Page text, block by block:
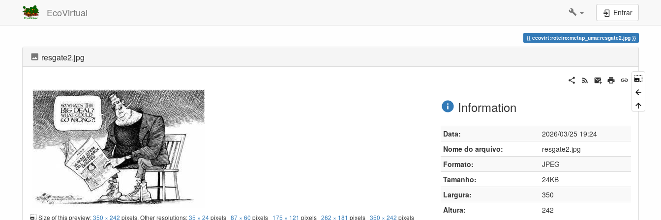
EcoVirtual Entrar
ecovirt:roteiro:metap_uma:resgate2.jpg
resgate2.jpg
Size of this preview:350 × 242 pixels. Other resolutions:35 × 24pixels87 × 60 pixels 175 × 121 pixels262 × 181 pixels350 × 242 pixels
Information
Data:
2026/03/25 19:24
Nome do arquivo:
resgate2.jpg
Formato:
JPEG
Tamanho:
24KB
Largura:
350
Altura:
242